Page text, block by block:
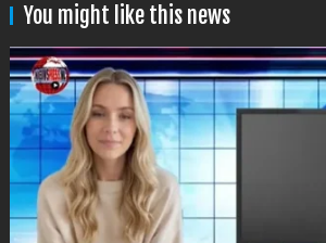
You might like this news